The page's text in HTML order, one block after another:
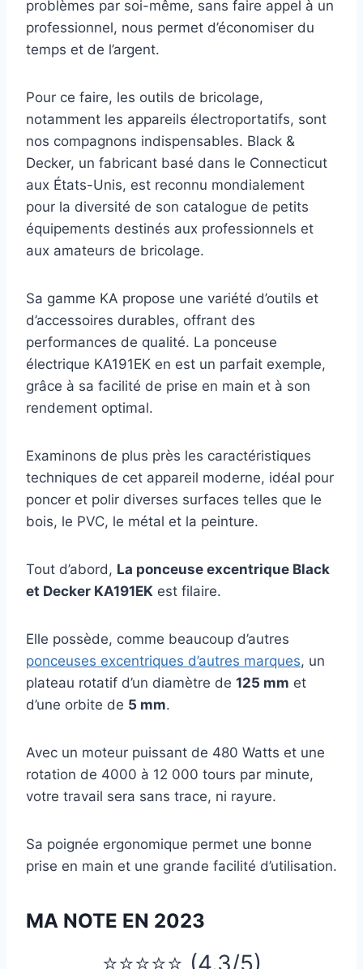
problèmes par soi-même, sans faire appel à un
professionnel, nous permet d’économiser du
temps et de l’argent.
Pour ce faire, les outils de bricolage,
notamment les appareils électroportatifs, sont
nos compagnons indispensables. Black &
Decker, un fabricant basé dans le Connecticut
aux États-Unis, est reconnu mondialement
pour la diversité de son catalogue de petits
équipements destinés aux professionnels et
aux amateurs de bricolage.
Sa gamme KA propose une variété d’outils et
d’accessoires durables, offrant des
performances de qualité. La ponceuse
électrique KA191EK en est un parfait exemple,
grâce à sa facilité de prise en main et à son
rendement optimal.
Examinons de plus près les caractéristiques
techniques de cet appareil moderne, idéal pour
poncer et polir diverses surfaces telles que le
bois, le PVC, le métal et la peinture.
Tout d’abord, La ponceuse excentrique Black
et Decker KA191EK est filaire.
Elle possède, comme beaucoup d’autres
ponceuses excentriques d’autres marques, un
plateau rotatif d’un diamètre de 125 mm et
d’une orbite de 5 mm.
Avec un moteur puissant de 480 Watts et une
rotation de 4000 à 12 000 tours par minute,
votre travail sera sans trace, ni rayure.
Sa poignée ergonomique permet une bonne
prise en main et une grande facilité d’utilisation.
MA NOTE EN 2023